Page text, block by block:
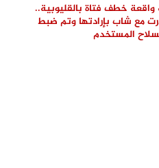
خطف فتاة بالقليوبية..
مع شاب بإرادتها وتم ضبط
المستخدم